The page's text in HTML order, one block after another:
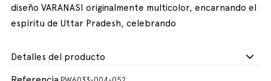
diseño VARANASI originalmente multicolor, encarnando el
espíritu de Uttar Pradesh, celebrando
Detalles del producto